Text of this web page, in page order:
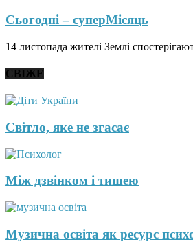
Сьогодні – суперМісяць
14 листопада жителі Землі
СВІЖЕ
Світло, яке не згасає
Між дзвінком і тишею
Музична освіта як ресурс